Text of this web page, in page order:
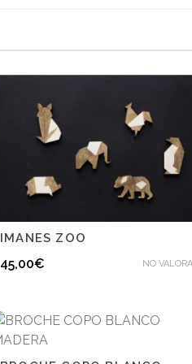
IMANES ZOO
NO
45,00€